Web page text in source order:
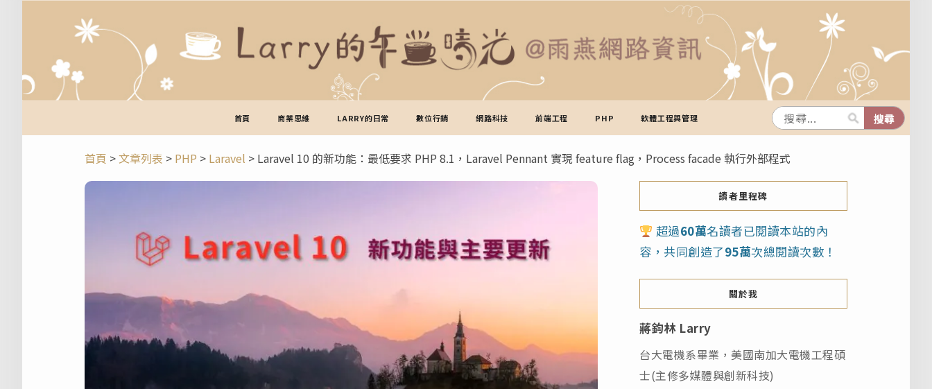
內
容
首頁 商業思維 LARRY的日常 數位行銷 網路科技 前端工程 PHP 軟體工程與管理
首頁 >文章列表 > PHP > Laravel > Laravel 10 的新功能：最低要求 PHP 8.1，Laravel Pennant 實現 feature flag，Process facade 執行外部程式
讀者里程碑
超過60萬名讀者已閱讀本站的內
容，共同創造了95萬次總閱讀次數！
關於我
蔣鈞林 Larry
台大電機系畢業，美國南加大電機工程碩
士(主修多媒體與創新科技)